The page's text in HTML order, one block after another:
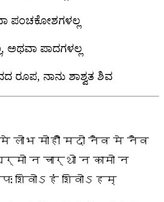
ಪಂಚಕೋಶಗಳಲ್ಲ
ಅಥವಾ ಪಾದಗಳಲ್ಲ
ರೂಪ, ನಾನು ಶಾಶ್ವತ ಶಿವ
लोभ मोहौ मदो नैव मे नैव
न चार्थो न कामो न
शिवोऽहं शिवोऽहम्